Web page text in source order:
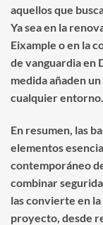
aquellos que
Ya sea en la
Eixample o en la
de vanguardia en
medida añaden
cualquier entorno.
En resumen, las
elementos
contemporáneo
combinar
las convierte en
proyecto, desde